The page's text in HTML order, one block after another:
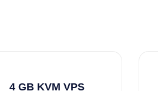
4 GB KVM VPS